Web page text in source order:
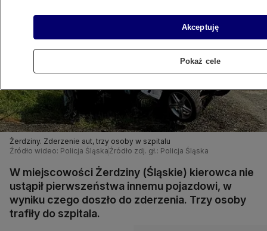
Żerdziny. Zderzenie aut, trzy osoby w szpitalu
Źródło wideo: Policja Śląska Źródło zdj. gł.: Policja Śląska
W miejscowości Żerdziny (Śląskie) kierowca nie
ustąpił pierwszeństwa innemu pojazdowi, w
wyniku czego doszło do zderzenia. Trzy osoby
trafiły do szpitala.
Akceptuję
Pokaż cele